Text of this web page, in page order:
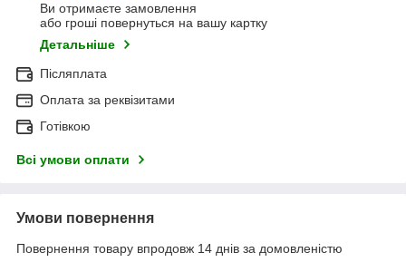
Ви отримаєте замовлення
або гроші повернуться на вашу картку
Детальніше
Післяплата
Оплата за реквізитами
Готівкою
Всі умови оплати
Умови повернення
Повернення товару впродовж 14 днів за домовленістю